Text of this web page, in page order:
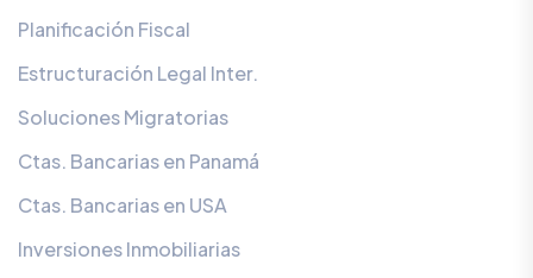
Planificación Fiscal
Estructuración Legal Inter.
Soluciones Migratorias
Ctas. Bancarias en Panamá
Ctas. Bancarias en USA
Inversiones Inmobiliarias